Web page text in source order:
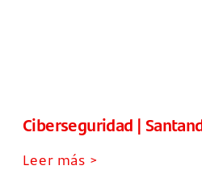
Ciberseguridad |
Leer más >